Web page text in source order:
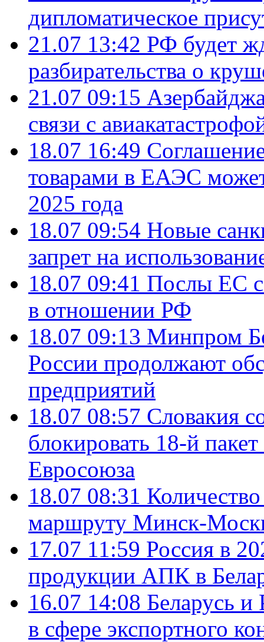
дипломатическое
21.07 13:42 РФ будет
разбирательства о
21.07 09:15
связи с
18.07 16:49
товарами в ЕАЭС
2025 года
18.07 09:54 Новые
запрет на
18.07 09:41 Послы ЕС
в отношении РФ
18.07 09:13 Минпром
России продолжают
предприятий
18.07 08:57 Словакия
блокировать 18-й
Евросоюза
18.07 08:31
маршруту Минск-
17.07 11:59 Россия в
продукции АПК в
16.07 14:08 Беларусь и
в сфере экспортного